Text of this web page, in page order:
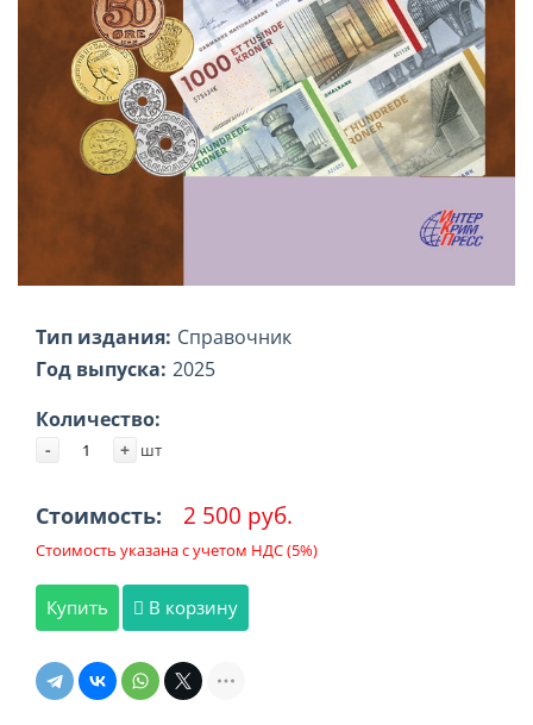
Тип издания: Справочник
Год выпуска: 2025
Количество:
- + шт
Стоимость: 2 500 руб.
Стоимость указана с учетом НДС (5%)
Купить В корзину